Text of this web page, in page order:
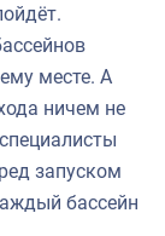
месте. А
ничем не
запуском
бассейн